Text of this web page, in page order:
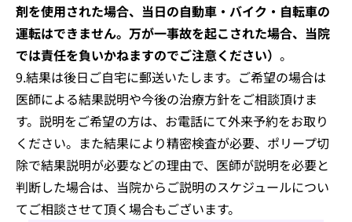
剤を使用された場合、当日の自動車・バイク・自転車の
運転はできません。万が一事故を起こされた場合、当院
では責任を負いかねますのでご注意ください） 。
9.結果は後日ご自宅に郵送いたします。ご希望の場合は
医師による結果説明や今後の治療方針をご相談頂けま
す。説明をご希望の方は、お電話にて外来予約をお取り
ください。また結果により精密検査が必要、ポリープ切
除で結果説明が必要などの理由で、医師が説明を必要と
判断した場合は、当院からご説明のスケジュールについ
てご相談させて頂く場合もございます。